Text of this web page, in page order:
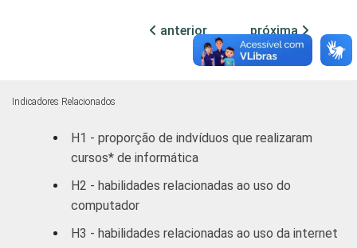
RM POA 5,04 5,18
Outras CO
RENDA
MENSAL
R$301-
anterior próxima
Indicadores Relacionados
H1 - proporção de indvíduos que realizaram
cursos* de informática
H2 - habilidades relacionadas ao uso do
computador
H3 - habilidades relacionadas ao uso da internet